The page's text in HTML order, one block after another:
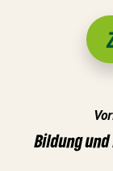
Bildung